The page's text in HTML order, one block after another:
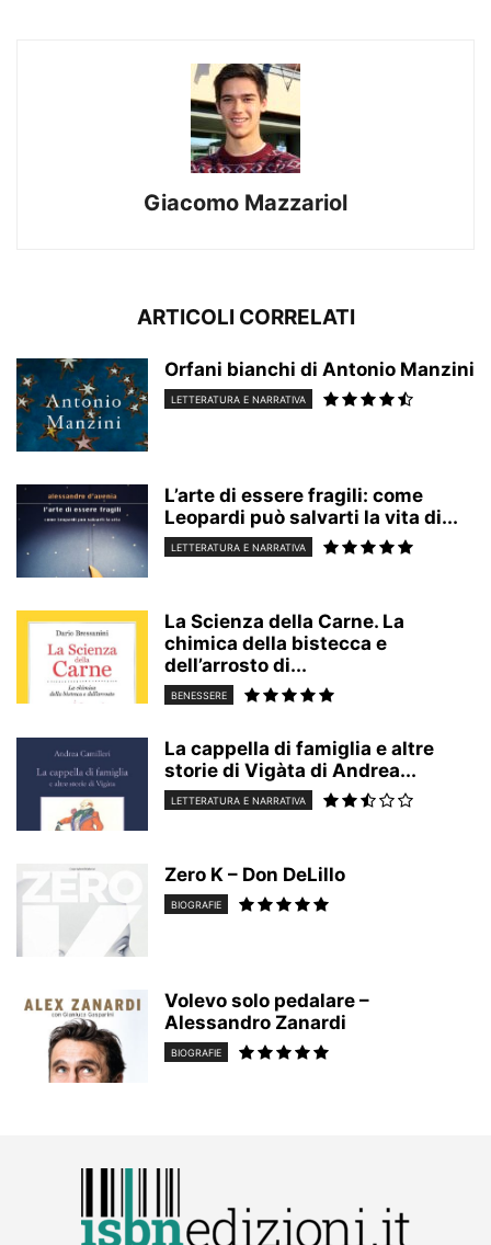
Giacomo Mazzariol
ARTICOLI CORRELATI
Orfani bianchi di Antonio Manzini
LETTERATURA E NARRATIVA
L’arte di essere fragili: come
Leopardi può salvarti la vita di...
LETTERATURA E NARRATIVA
La Scienza della Carne. La
chimica della bistecca e
dell’arrosto di...
BENESSERE
La cappella di famiglia e altre
storie di Vigàta di Andrea...
LETTERATURA E NARRATIVA
Zero K – Don DeLillo
BIOGRAFIE
Volevo solo pedalare –
Alessandro Zanardi
BIOGRAFIE